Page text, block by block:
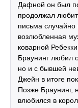
Дафной он был
продолжал
письма
возлюбленная
коварной
Браунинг любил
но и с бывшей
Джейн в итоге
Позже Браунинг,
влюбился в